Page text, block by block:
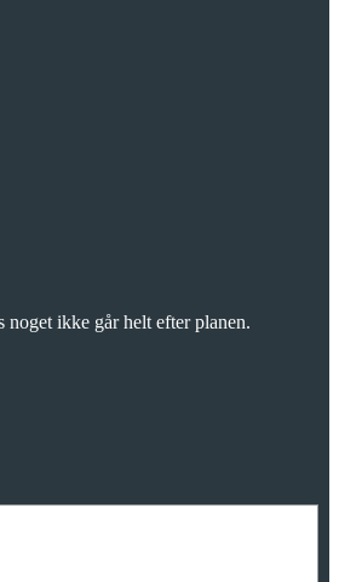
ikke går helt efter planen.